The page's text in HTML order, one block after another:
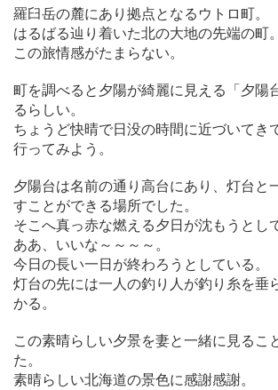
羅臼岳の麓にあり拠点となるウトロ町。
はるばる辿り着いた北の大地の先端の町。
この旅情感がたまらない。
町を調べると夕陽が綺麗に見える「夕陽
るらしい。
ちょうど快晴で日没の時間に近づいてき
行ってみよう。
夕陽台は名前の通り高台にあり、灯台と
すことができる場所でした。
そこへ真っ赤な燃える夕日が沈もうとし
ああ、いいな～～～～。
今日の長い一日が終わろうとしている。
灯台の先には一人の釣り人が釣り糸を垂
かる。
この素晴らしい夕景を妻と一緒に見るこ
た。
素晴らしい北海道の景色に感謝感謝。